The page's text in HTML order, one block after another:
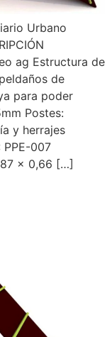
Urbano
ag Estructura de
de
para poder
Postes:
y herrajes
PPE-007
x 0,66 […]